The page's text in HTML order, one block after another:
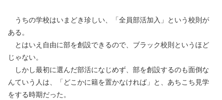
うちの学校はいまどき珍しい、「全員部活加入」という校則が
ある。
とはいえ自由に部を創設できるので、ブラック校則というほど
じゃない。
しかし最初に選んだ部活になじめず、部を創設するのも面倒な
んていう人は、「どこかに籍を置かなければ」と、あちこち見学
をする時期だった。